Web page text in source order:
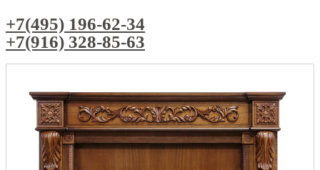
+7(495) 196-62-34
+7(916) 328-85-63